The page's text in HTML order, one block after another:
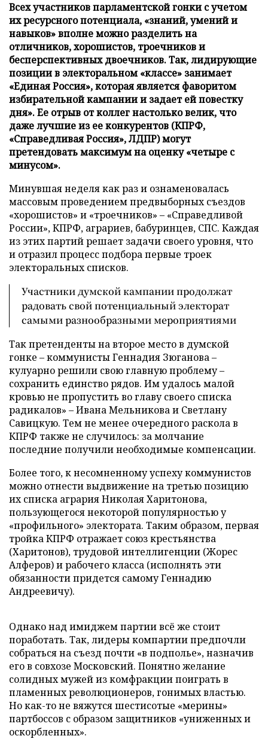
Всех участников парламентской гонки с учетом
их ресурсного потенциала, «знаний, умений и
навыков» вполне можно разделить на
отличников, хорошистов, троечников и
бесперспективных двоечников. Так, лидирующие
позиции в электоральном «классе» занимает
«Единая Россия», которая является фаворитом
избирательной кампании и задает ей повестку
дня». Ее отрыв от коллег настолько велик, что
даже лучшие из ее конкурентов (КПРФ,
«Справедливая Россия», ЛДПР) могут
претендовать максимум на оценку «четыре с
минусом».
Минувшая неделя как раз и ознаменовалась
массовым проведением предвыборных съездов
«хорошистов» и «троечников» – «Справедливой
России», КПРФ, аграриев, бабуринцев, СПС. Каждая
из этих партий решает задачи своего уровня, что
и отразил процесс подбора первые троек
электоральных списков.
Участники думской кампании продолжат
радовать свой потенциальный электорат
самыми разнообразными мероприятиями
Так претенденты на второе место в думской
гонке – коммунисты Геннадия Зюганова –
кулуарно решили свою главную проблему –
сохранить единство рядов. Им удалось малой
кровью не пропустить во главу своего списка
радикалов» – Ивана Мельникова и Светлану
Савицкую. Тем не менее очередного раскола в
КПРФ также не случилось: за молчание
последние получили необходимые компенсации.
Более того, к несомненному успеху коммунистов
можно отнести выдвижение на третью позицию
их списка агрария Николая Харитонова,
пользующегося некоторой популярностью у
«профильного» электората. Таким образом, первая
тройка КПРФ отражает союз крестьянства
(Харитонов), трудовой интеллигенции (Жорес
Алферов) и рабочего класса (исполнять эти
обязанности придется самому Геннадию
Андреевичу).
Однако над имиджем партии всё же стоит
поработать. Так, лидеры компартии предпочли
собраться на съезд почти «в подполье», назначив
его в совхозе Московский. Понятно желание
солидных мужей из комфракции поиграть в
пламенных революционеров, гонимых властью.
Но как-то не вяжутся шестисотые «мерины»
партбоссов с образом защитников «униженных и
оскорбленных».